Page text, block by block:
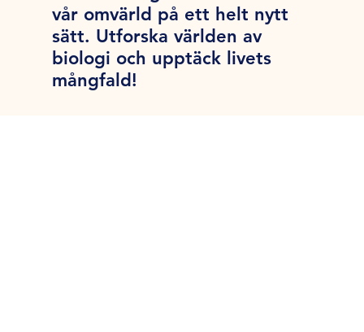
vår omvärld på ett helt nytt
sätt. Utforska världen av
biologi och upptäck livets
mångfald!